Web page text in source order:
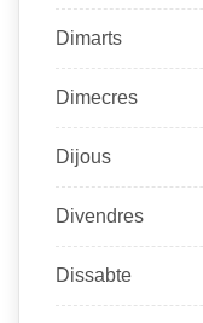
Dimarts
Dimecres
Dijous
Divendres
Dissabte